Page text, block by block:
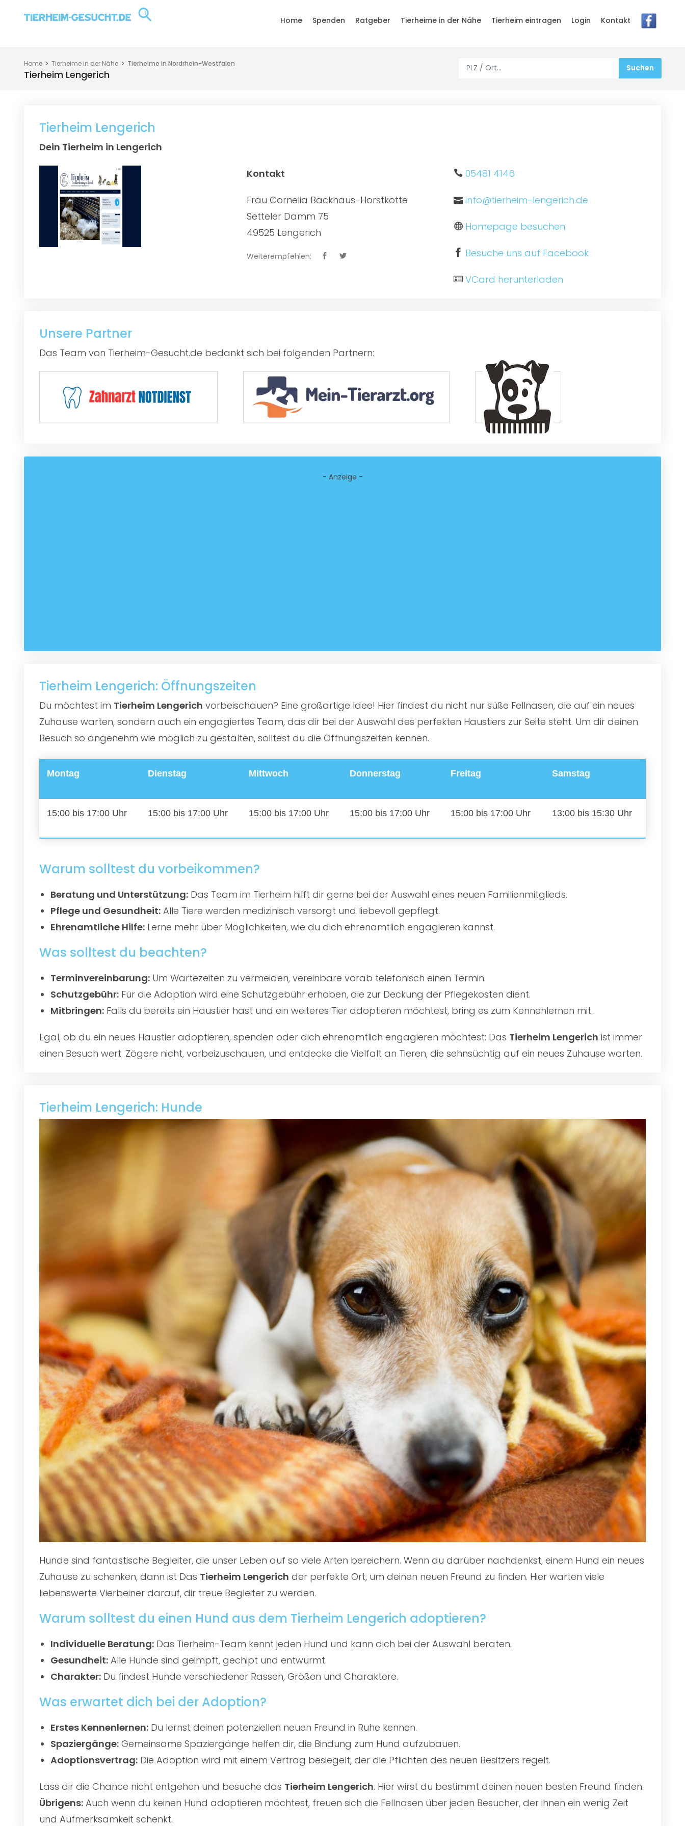
Home Spenden Ratgeber Tierheime in der Nähe Tierheim eintragen Login Kontakt
Home Tierheime in der Nähe Tierheime in Nordrhein-Westfalen
Tierheim Lengerich
Tierheim Lengerich
Dein Tierheim in Lengerich
Kontakt
Frau Cornelia Backhaus-Horstkotte
Setteler Damm 75
49525 Lengerich
Weiterempfehlen:
05481 4146
info@tierheim-lengerich.de
Homepage besuchen
Besuche uns auf Facebook
VCard herunterladen
Unsere Partner
Das Team von Tierheim-Gesucht.de bedankt sich bei folgenden Partnern:
- Anzeige -
Tierheim Lengerich: Öffnungszeiten
Du möchtest im Tierheim Lengerich vorbeischauen? Eine großartige Idee! Hier findest du nicht nur süße Fellnasen, die auf ein neues
Zuhause warten, sondern auch ein engagiertes Team, das dir bei der Auswahl des perfekten Haustiers zur Seite steht. Um dir deinen
Besuch so angenehm wie möglich zu gestalten, solltest du die Öffnungszeiten kennen.
Montag Dienstag Mittwoch Donnerstag Freitag Samstag
15:00 bis 17:00 Uhr 15:00 bis 17:00 Uhr 15:00 bis 17:00 Uhr 15:00 bis 17:00 Uhr 15:00 bis 17:00 Uhr 13:00 bis 15:30 Uhr
Warum solltest du vorbeikommen?
Beratung und Unterstützung: Das Team im Tierheim hilft dir gerne bei der Auswahl eines neuen Familienmitglieds.
Pflege und Gesundheit: Alle Tiere werden medizinisch versorgt und liebevoll gepflegt.
Ehrenamtliche Hilfe: Lerne mehr über Möglichkeiten, wie du dich ehrenamtlich engagieren kannst.
Was solltest du beachten?
Terminvereinbarung: Um Wartezeiten zu vermeiden, vereinbare vorab telefonisch einen Termin.
Schutzgebühr: Für die Adoption wird eine Schutzgebühr erhoben, die zur Deckung der Pflegekosten dient.
Mitbringen: Falls du bereits ein Haustier hast und ein weiteres Tier adoptieren möchtest, bring es zum Kennenlernen mit.
Egal, ob du ein neues Haustier adoptieren, spenden oder dich ehrenamtlich engagieren möchtest: Das Tierheim Lengerich ist immer
einen Besuch wert. Zögere nicht, vorbeizuschauen, und entdecke die Vielfalt an Tieren, die sehnsüchtig auf ein neues Zuhause warten.
Tierheim Lengerich: Hunde
Hunde sind fantastische Begleiter, die unser Leben auf so viele Arten bereichern. Wenn du darüber nachdenkst, einem Hund ein neues
Zuhause zu schenken, dann ist Das Tierheim Lengerich der perfekte Ort, um deinen neuen Freund zu finden. Hier warten viele
liebenswerte Vierbeiner darauf, dir treue Begleiter zu werden.
Warum solltest du einen Hund aus dem Tierheim Lengerich adoptieren?
Individuelle Beratung: Das Tierheim-Team kennt jeden Hund und kann dich bei der Auswahl beraten.
Gesundheit: Alle Hunde sind geimpft, gechipt und entwurmt.
Charakter: Du findest Hunde verschiedener Rassen, Größen und Charaktere.
Was erwartet dich bei der Adoption?
Erstes Kennenlernen: Du lernst deinen potenziellen neuen Freund in Ruhe kennen.
Spaziergänge: Gemeinsame Spaziergänge helfen dir, die Bindung zum Hund aufzubauen.
Adoptionsvertrag: Die Adoption wird mit einem Vertrag besiegelt, der die Pflichten des neuen Besitzers regelt.
Lass dir die Chance nicht entgehen und besuche das Tierheim Lengerich. Hier wirst du bestimmt deinen neuen besten Freund finden.
Übrigens: Auch wenn du keinen Hund adoptieren möchtest, freuen sich die Fellnasen über jeden Besucher, der ihnen ein wenig Zeit
und Aufmerksamkeit schenkt.